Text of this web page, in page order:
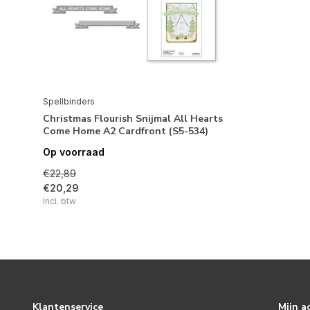
Spellbinders
Christmas Flourish Snijmal All Hearts
Come Home A2 Cardfront (S5-534)
Op voorraad
€22,89
€20,29
Incl. btw
Klantenservice Mijn